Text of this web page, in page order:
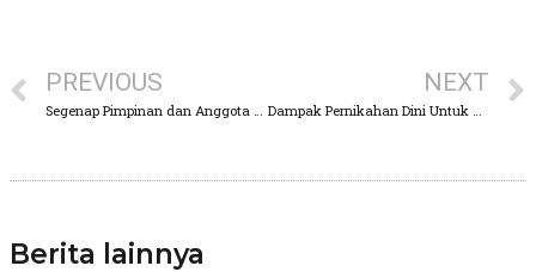
PREVIOUS NEXT
Berita lainnya